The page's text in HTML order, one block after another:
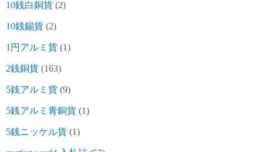
10銭白銅貨 (2)
10銭錫貨 (2)
1円アルミ貨 (1)
2銭銅貨 (163)
5銭アルミ貨 (9)
5銭アルミ青銅貨 (1)
5銭ニッケル貨 (1)